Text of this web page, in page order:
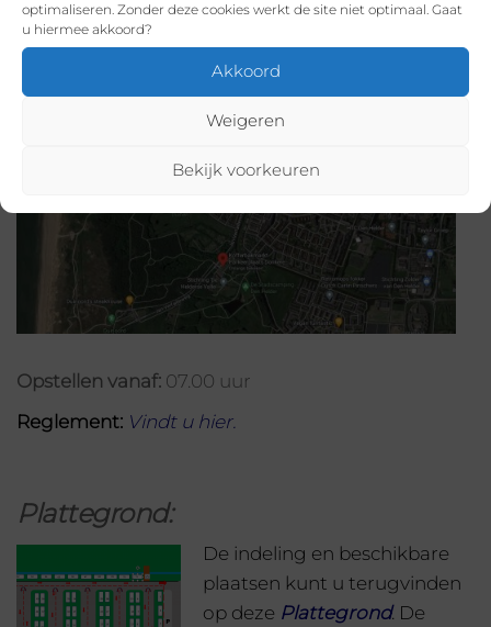
optimaliseren. Zonder deze cookies werkt de site niet optimaal. Gaat
u hiermee akkoord?
Akkoord
Weigeren
Bekijk voorkeuren
BESCHRIJVING
AANVULLENDE INFORMATIE
Verfailleweg 620, 1783BW Den Helder
Opstellen vanaf: 07.00 uur
Reglement: Vindt u hier.
Plattegrond:
De indeling en beschikbare
plaatsen kunt u terugvinden
op deze Plattegrond. De